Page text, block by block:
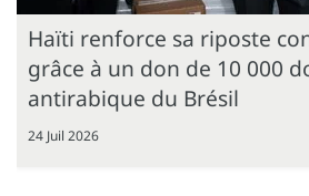
Haïti renforce sa riposte
grâce à un don de 10 000
antirabique du Brésil
24 Juil 2026